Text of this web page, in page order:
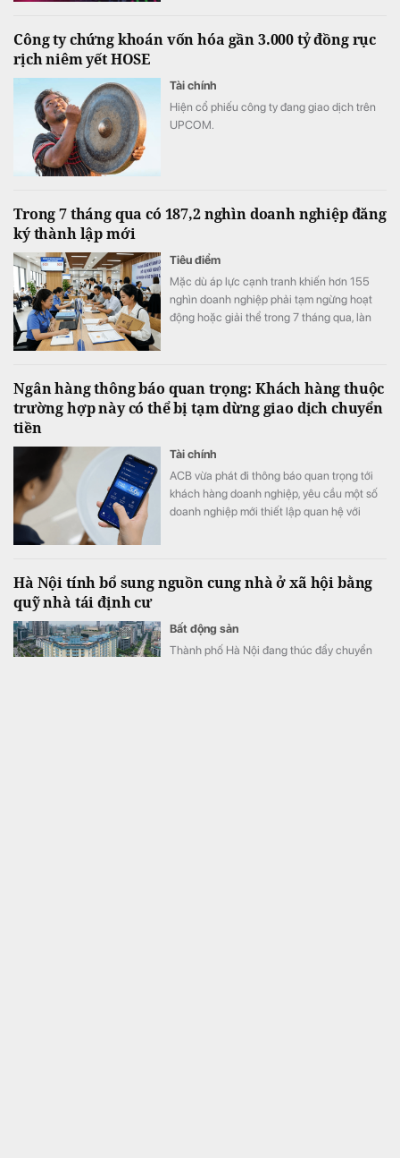
Công ty chứng khoán vốn hóa gần 3.000 tỷ đồng rục
rịch niêm yết HOSE
Tài chính
Hiện cổ phiếu công ty đang giao dịch trên
UPCOM.
Trong 7 tháng qua có 187,2 nghìn doanh nghiệp đăng
ký thành lập mới
Tiêu điểm
Mặc dù áp lực cạnh tranh khiến hơn 155
nghìn doanh nghiệp phải tạm ngừng hoạt
động hoặc giải thể trong 7 tháng qua, làn
với cùng kỳ năm trước.
Ngân hàng thông báo quan trọng: Khách hàng thuộc
trường hợp này có thể bị tạm dừng giao dịch chuyển
tiền
Tài chính
ACB vừa phát đi thông báo quan trọng tới
khách hàng doanh nghiệp, yêu cầu một số
doanh nghiệp mới thiết lập quan hệ với
Hà Nội tính bổ sung nguồn cung nhà ở xã hội bằng
quỹ nhà tái định cư
Bất động sản
Thành phố Hà Nội đang thúc đẩy chuyển